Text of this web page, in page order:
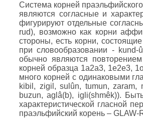
Система корней
являются согласные и
фигурируют отдельные
rud), возможно как корни
стороны, есть корни,
при словообразовании -
обычно являются повторением
корней образца 1а2а3, 1е2е3,
много корней с одинаковыми
kibil, zigil, sulûn, tumun, zaram,
buzun, aglâ(b), igli(shmêk)).
характеристической гласной
праэльфийский корень – GLAW-